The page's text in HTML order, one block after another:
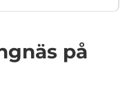
på